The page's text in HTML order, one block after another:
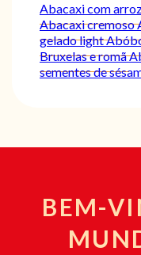
Abacaxi com
Abacaxi cremoso
gelado light
Bruxelas e romã
sementes de
BEM-